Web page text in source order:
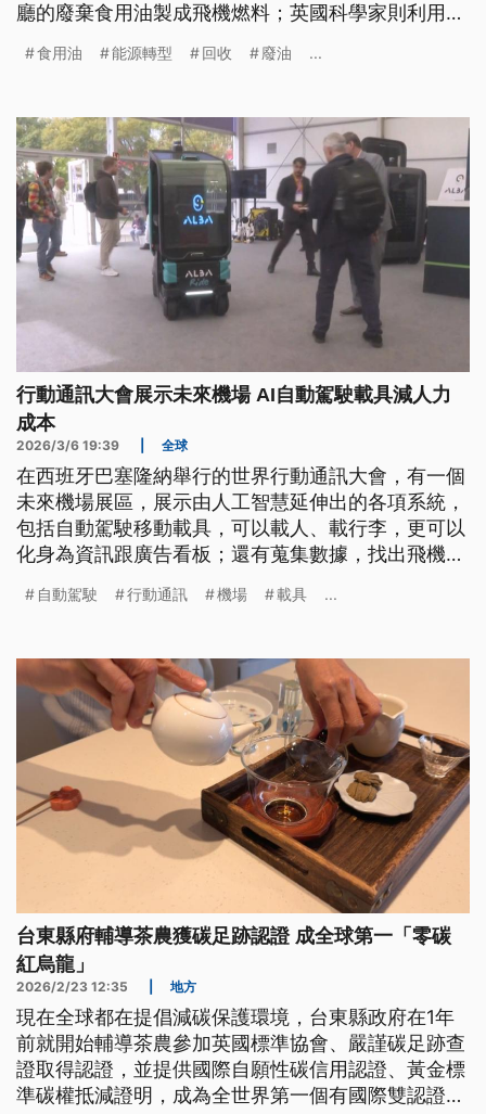
廳的廢棄食用油製成飛機燃料；英國科學家則利用土
食用油 能源轉型 回收 廢油 ...
行動通訊大會展示未來機場 AI自動駕駛載具減人力
成本
2026/3/6 19:39 全球
在西班牙巴塞隆納舉行的世界行動通訊大會，有一個
未來機場展區，展示由人工智慧延伸出的各項系統，
包括自動駕駛移動載具，可以載人、載行李，更可以
化身為資訊跟廣告看板；還有蒐集數據，找出飛機在
放量。
自動駕駛 行動通訊 機場 載具 ...
台東縣府輔導茶農獲碳足跡認證 成全球第一「零碳
紅烏龍」
2026/2/23 12:35 地方
現在全球都在提倡減碳保護環境，台東縣政府在1年
前就開始輔導茶農參加英國標準協會、嚴謹碳足跡查
證取得認證，並提供國際自願性碳信用認證、黃金標
準碳權抵減證明，成為全世界第一個有國際雙認證